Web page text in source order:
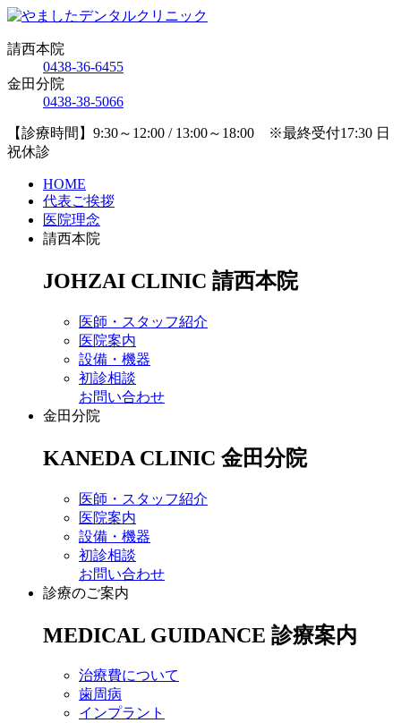
請西本院
0438-36-6455
金田分院
0438-38-5066
【診療時間】9:30～12:00 / 13:00～18:00 ※最終受付17:30 日
祝休診
HOME
代表ご挨拶
医院理念
請西本院
JOHZAI CLINIC 請西本院
医師・スタッフ紹介
医院案内
設備・機器
初診相談
お問い合わせ
金田分院
KANEDA CLINIC 金田分院
医師・スタッフ紹介
医院案内
設備・機器
初診相談
お問い合わせ
診療のご案内
MEDICAL GUIDANCE 診療案内
治療費について
歯周病
インプラント